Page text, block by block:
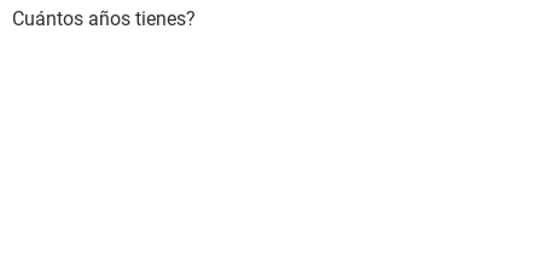
Cuántos años tienes?